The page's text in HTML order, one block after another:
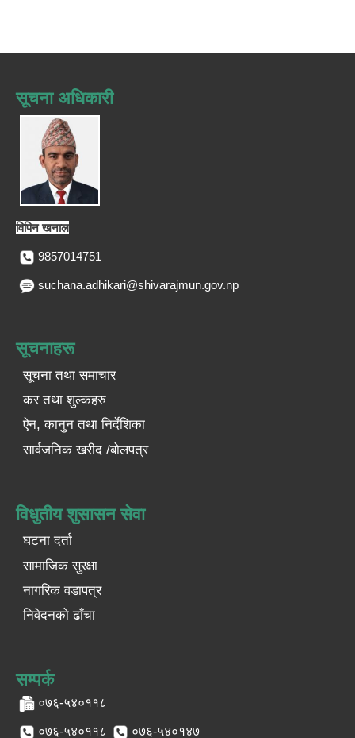
सूचना अधिकारी
विपिन खनाल
9857014751
suchana.adhikari@shivarajmun.gov.np
सूचनाहरू
सूचना तथा समाचार
कर तथा शुल्कहरु
ऐन, कानुन तथा निर्देशिका
सार्वजनिक खरीद /बोलपत्र
विधुतीय शुसासन सेवा
घटना दर्ता
सामाजिक सुरक्षा
नागरिक वडापत्र
निवेदनको ढाँचा
सम्पर्क
०७६-५४०११८
०७६-५४०११८ ०७६-५४०१४७